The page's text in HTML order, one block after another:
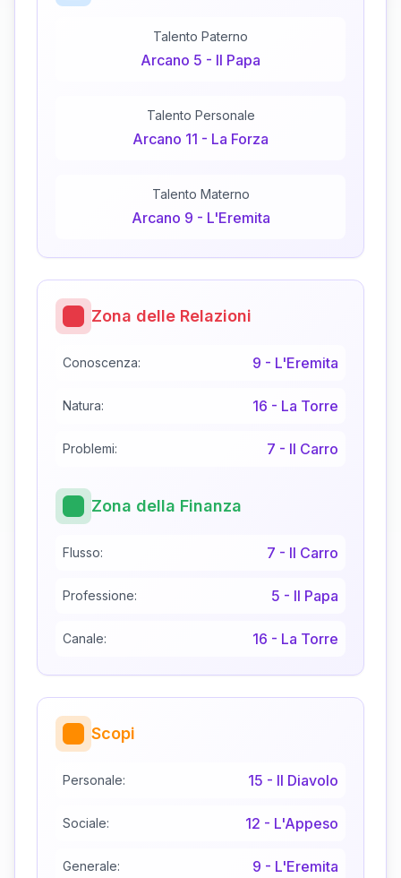
Talento Paterno
Arcano 5 - Il Papa
Talento Personale
Arcano 11 - La Forza
Talento Materno
Arcano 9 - L'Eremita
Zona delle Relazioni
Conoscenza: 9 - L'Eremita
Natura: 16 - La Torre
Problemi: 7 - Il Carro
Zona della Finanza
Flusso: 7 - Il Carro
Professione: 5 - Il Papa
Canale: 16 - La Torre
Scopi
Personale: 15 - Il Diavolo
Sociale: 12 - L'Appeso
Generale: 9 - L'Eremita